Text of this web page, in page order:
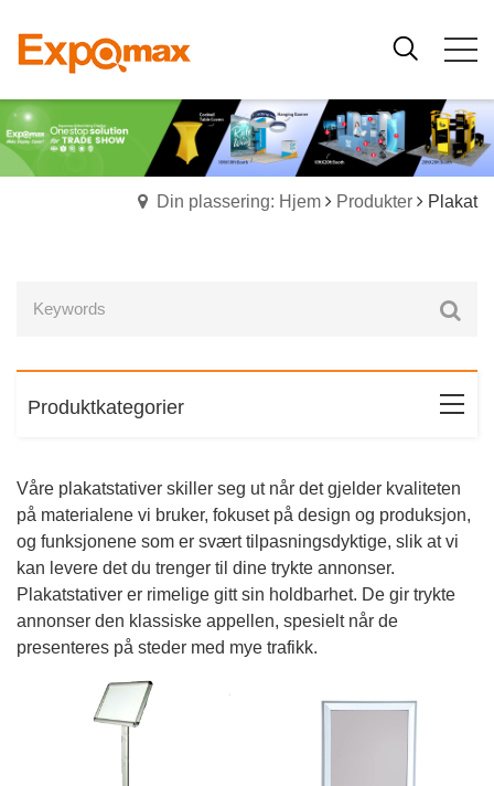
Din plassering: Hjem Produkter Plakat
Produktkategorier
Våre plakatstativer skiller seg ut når det gjelder kvaliteten
på materialene vi bruker, fokuset på design og produksjon,
og funksjonene som er svært tilpasningsdyktige, slik at vi
kan levere det du trenger til dine trykte annonser.
Plakatstativer er rimelige gitt sin holdbarhet. De gir trykte
annonser den klassiske appellen, spesielt når de
presenteres på steder med mye trafikk.